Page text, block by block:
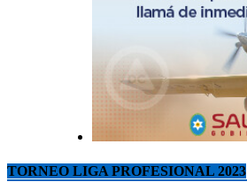
TORNEO LIGA PROFESIONAL 2023